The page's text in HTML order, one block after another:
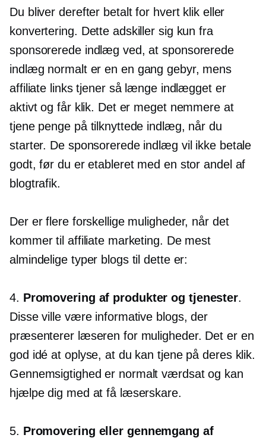
Du bliver derefter betalt for hvert klik eller
konvertering. Dette adskiller sig kun fra
sponsorerede indlæg ved, at sponsorerede
indlæg normalt er en en gang gebyr, mens
affiliate links tjener så længe indlægget er
aktivt og får klik. Det er meget nemmere at
tjene penge på tilknyttede indlæg, når du
starter. De sponsorerede indlæg vil ikke betale
godt, før du er etableret med en stor andel af
blogtrafik.
Der er flere forskellige muligheder, når det
kommer til affiliate marketing. De mest
almindelige typer blogs til dette er:
4. Promovering af produkter og tjenester.
Disse ville være informative blogs, der
præsenterer læseren for muligheder. Det er en
god idé at oplyse, at du kan tjene på deres klik.
Gennemsigtighed er normalt værdsat og kan
hjælpe dig med at få læserskare.
5. Promovering eller gennemgang af